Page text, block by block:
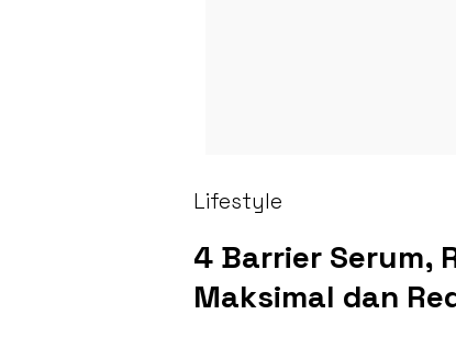
Lifestyle
4 Barrier Serum,
Maksimal dan